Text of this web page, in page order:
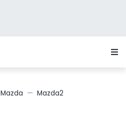
Mazda Mazda2